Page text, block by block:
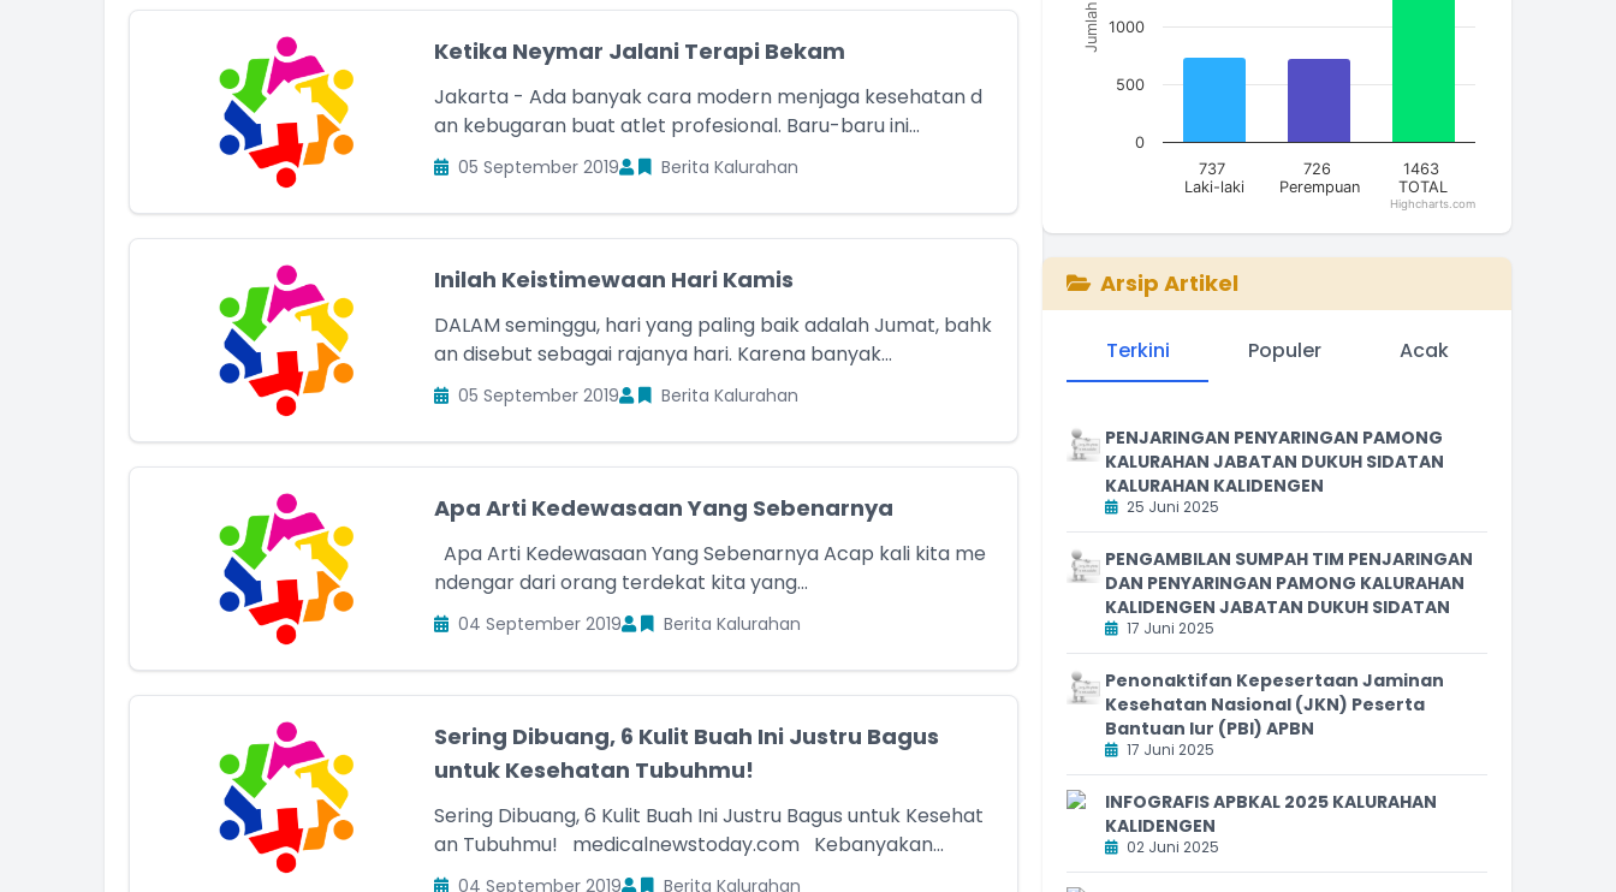
Ketika Neymar Jalani Terapi Bekam
Jakarta - Ada banyak cara modern menjaga kesehatan d
an kebugaran buat atlet profesional. Baru-baru ini...
05 September 2019 Berita Kalurahan
Inilah Keistimewaan Hari Kamis
DALAM seminggu, hari yang paling baik adalah Jumat, bahk
an disebut sebagai rajanya hari. Karena banyak...
05 September 2019 Berita Kalurahan
Apa Arti Kedewasaan Yang Sebenarnya
ndengar dari orang terdekat kita yang...
04 September 2019 Berita Kalurahan
Sering Dibuang, 6 Kulit Buah Ini Justru Bagus
untuk Kesehatan Tubuhmu!
Sering Dibuang, 6 Kulit Buah Ini Justru Bagus untuk Kesehat
an Tubuhmu! medicalnewstoday.com Kebanyakan...
04 September 2019 Berita Kalurahan
Jumlah
737
Laki-laki
726
Perempuan
1463
TOTAL
0
500
1000
Highcharts.com
Arsip Artikel
Terkini Populer Acak
PENJARINGAN PENYARINGAN PAMONG
KALURAHAN JABATAN DUKUH SIDATAN
KALURAHAN KALIDENGEN
25 Juni 2025
PENGAMBILAN SUMPAH TIM PENJARINGAN
DAN PENYARINGAN PAMONG KALURAHAN
KALIDENGEN JABATAN DUKUH SIDATAN
17 Juni 2025
Penonaktifan Kepesertaan Jaminan
Kesehatan Nasional (JKN) Peserta
Bantuan Iur (PBI) APBN
17 Juni 2025
INFOGRAFIS APBKAL 2025 KALURAHAN
KALIDENGEN
02 Juni 2025